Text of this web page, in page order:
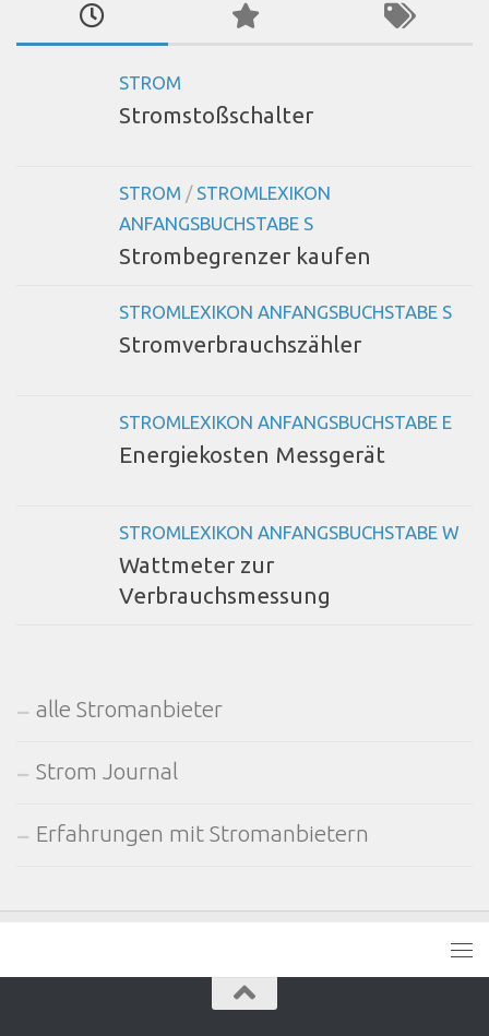
STROM
Stromstoßschalter
STROM / STROMLEXIKON
ANFANGSBUCHSTABE S
Strombegrenzer kaufen
STROMLEXIKON ANFANGSBUCHSTABE S
Stromverbrauchszähler
STROMLEXIKON ANFANGSBUCHSTABE E
Energiekosten Messgerät
STROMLEXIKON ANFANGSBUCHSTABE W
Wattmeter zur
Verbrauchsmessung
alle Stromanbieter
Strom Journal
Erfahrungen mit Stromanbietern